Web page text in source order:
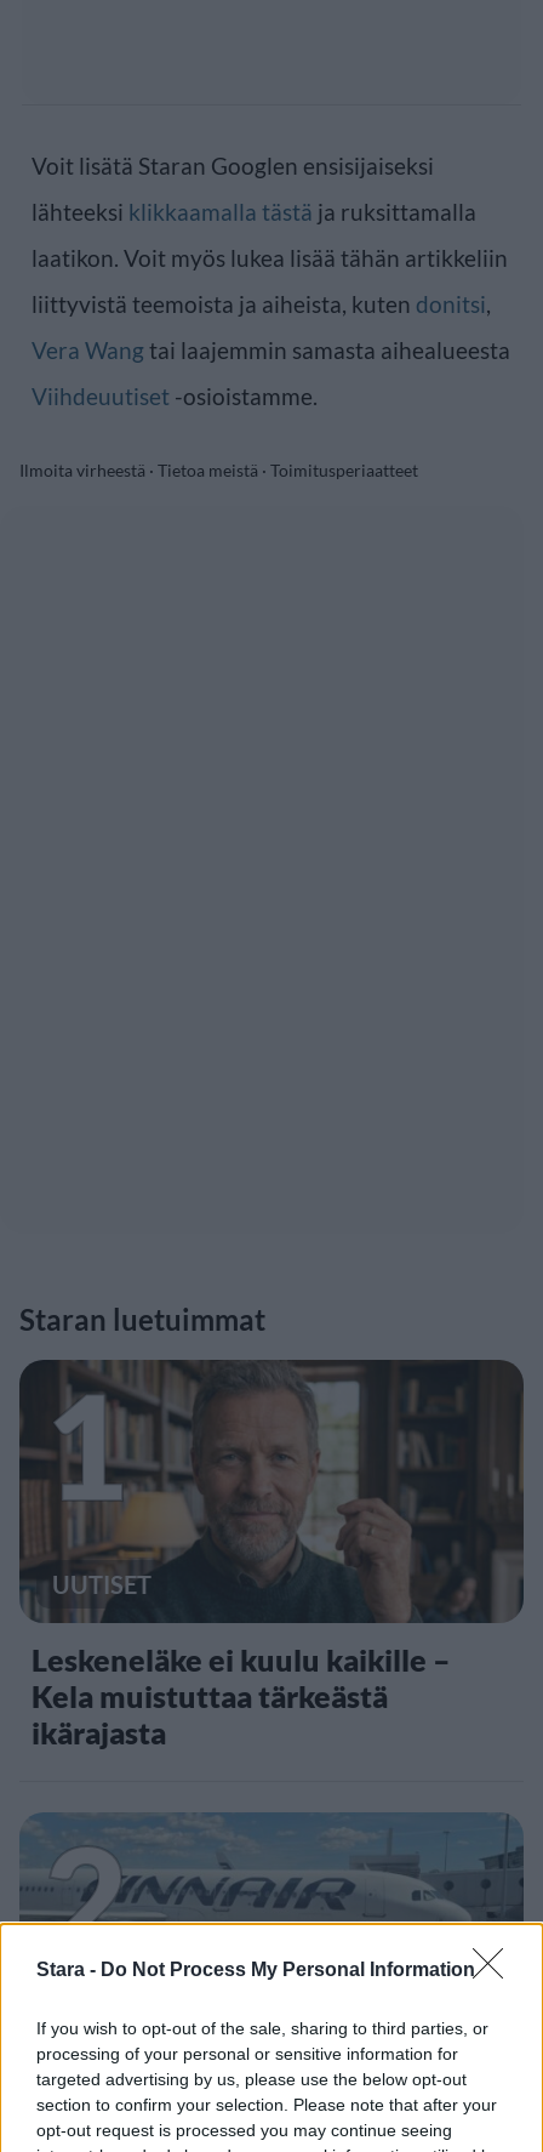
Stara - Do Not Process My Personal Information
If you wish to opt-out of the sale, sharing to third parties, or
processing of your personal or sensitive information for
targeted advertising by us, please use the below opt-out
section to confirm your selection. Please note that after your
opt-out request is processed you may continue seeing
Voit lisätä Staran Googlen ensisijaiseksi
lähteeksi klikkaamalla tästä ja ruksittamalla
laatikon. Voit myös lukea lisää tähän artikkeliin
liittyvistä teemoista ja aiheista, kuten donitsi,
Vera Wangtai laajemmin samasta aihealueesta
Viihdeuutiset -osioistamme.
Ilmoita virheestä · Tietoa meistä · Toimitusperiaatteet
Staran luetuimmat
1
UUTISET
Leskeneläke ei kuulu kaikille –
Kela muistuttaa tärkeästä
ikärajasta
2
MATKAILU
Finnairin lennoista osan lentää